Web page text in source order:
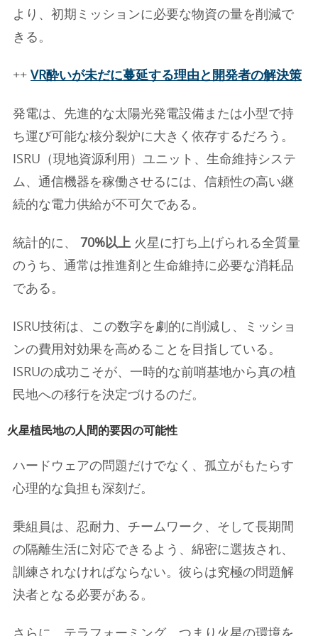
より、初期ミッションに必要な物資の量を削減で
きる。
++ VR酔いが未だに蔓延する理由と開発者の解決策
発電は、先進的な太陽光発電設備または小型で持
ち運び可能な核分裂炉に大きく依存するだろう。
ISRU（現地資源利用）ユニット、生命維持システ
ム、通信機器を稼働させるには、信頼性の高い継
続的な電力供給が不可欠である。
統計的に、 70%以上 火星に打ち上げられる全質量
のうち、通常は推進剤と生命維持に必要な消耗品
である。
ISRU技術は、この数字を劇的に削減し、ミッショ
ンの費用対効果を高めることを目指している。
ISRUの成功こそが、一時的な前哨基地から真の植
民地への移行を決定づけるのだ。
火星植民地の人間的要因の可能性
ハードウェアの問題だけでなく、孤立がもたらす
心理的な負担も深刻だ。
乗組員は、忍耐力、チームワーク、そして長期間
の隔離生活に対応できるよう、綿密に選抜され、
訓練されなければならない。彼らは究極の問題解
決者となる必要がある。